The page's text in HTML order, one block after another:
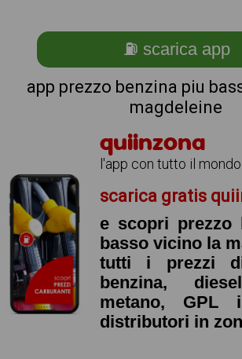
⛽ scarica app
app prezzo benzina piu
magdeleine
quiinzona
l'app con tutto il
scarica gratis
e scopri prezzo
basso vicino la
tutti i prezzi
benzina,
metano, GPL
distributori in